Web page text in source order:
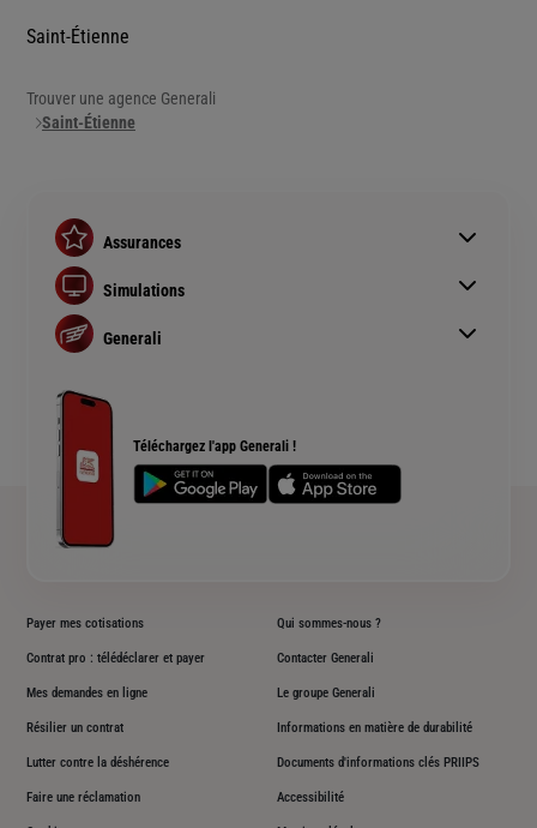
Saint-Étienne
Trouver une agence Generali
Saint-Étienne
Téléchargez l'app Generali !
Assurances
Assurance auto
Assurance habitation
Assurance prêt immobilier
Complémentaire santé senior
Simulations
Simulation assurance auto
Devis assurance habitation
Devis assurance chien ou chat
Generali
Rendements fonds euros Generali
Accessibilité sourds et malentendants
Plan du site
Payer mes cotisations
Contrat pro : télédéclarer et payer
Mes demandes en ligne
Résilier un contrat
Lutter contre la déshérence
Faire une réclamation
Qui sommes-nous ?
Contacter Generali
Le groupe Generali
Informations en matière de durabilité
Documents d'informations clés PRIIPS
Accessibilité